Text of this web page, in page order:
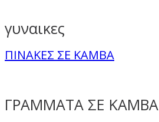
γυναικες
ΠΙΝΑΚΕΣ ΣΕ ΚΑΜΒΑ
ΓΡΑΜΜΑΤΑ ΣΕ ΚΑΜΒΑ